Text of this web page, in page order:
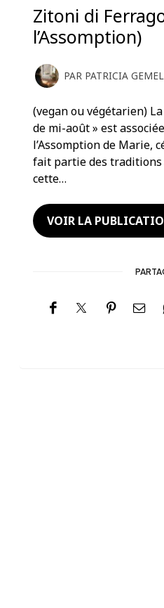
Zitoni di
l’Assomption)
PAR PATRICIA
(vegan ou végétarien)
de mi-août » est
l’Assomption de Marie,
fait partie des
cette…
VOIR LA